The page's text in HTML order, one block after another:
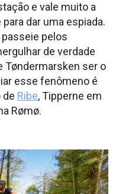
e vale muito a
dar uma espiada.
pelos
de verdade
Tøndermarsken ser o
esse fenômeno é
de Ribe, Tipperne em
Rømø.